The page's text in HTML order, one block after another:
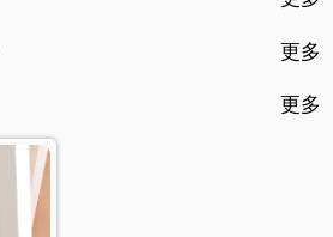
更多
更多